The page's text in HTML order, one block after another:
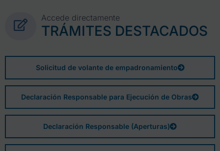
Accede directamente
TRÁMITES DESTACADOS
Solicitud de volante de empadronamiento
Declaración Responsable para Ejecución de Obras
Declaración Responsable (Aperturas)